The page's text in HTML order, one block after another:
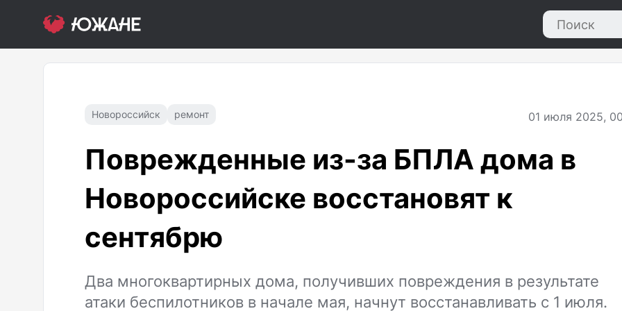
Новороссийск ремонт 01 июля 2025,
Поврежденные из-за БПЛА дома в
Новороссийске восстановят к
сентябрю
Два многоквартирных дома, получивших повреждения в результате
атаки беспилотников в начале мая, начнут восстанавливать с 1 июля.